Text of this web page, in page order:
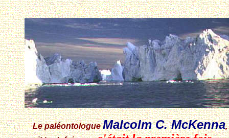
Le paléontologueMalcolm C. McKenna